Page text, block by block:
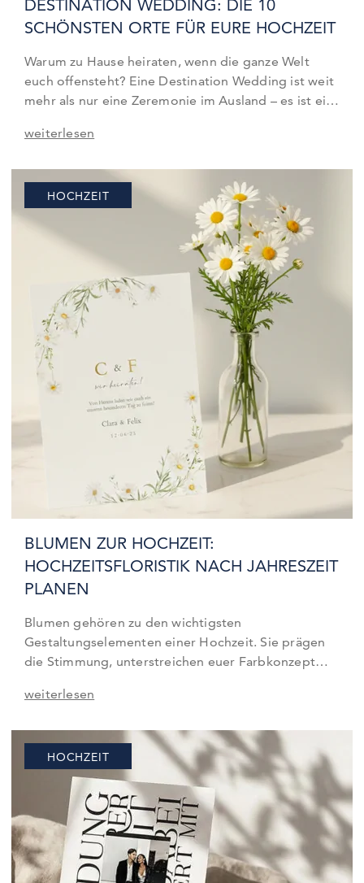
DESTINATION WEDDING: DIE 10
SCHÖNSTEN ORTE FÜR EURE HOCHZEIT
Warum zu Hause heiraten, wenn die ganze Welt
euch offensteht? Eine Destination Wedding ist weit
mehr als nur eine Zeremonie im Ausland – es ist ein
Herzensmenschen. Ob nur zu zweit als Elopement
Freunden: Ihr verbindet den emotionalsten Tag
eures…
weiterlesen
BLUMEN ZUR HOCHZEIT:
HOCHZEITSFLORISTIK NACH JAHRESZEIT
PLANEN
Blumen gehören zu den wichtigsten
Gestaltungselementen einer Hochzeit. Sie prägen
die Stimmung, unterstreichen euer Farbkonzept
ein liebevoll gebundener Brautstrauß oder dezente
Details miteinander. Damit ihr bei der Planung den
Überblick behaltet, zeigen wir euch, worauf es bei
Blumen zur Hochzeit ankommt und welche…
weiterlesen
HOCHZEIT
HOCHZEIT
5€ geschenkt fürKarten & mehr
Jetzt zum Newsletter anmelden und 5€ auf Karten &
Fotoprodukte erhalten!
Wichtig: Bitte bestätigen Sie Ihre Anmeldung über den Link in Ihrer E-
Mail. Direkt im Anschluss erhalten Sie Ihren Gutschein.